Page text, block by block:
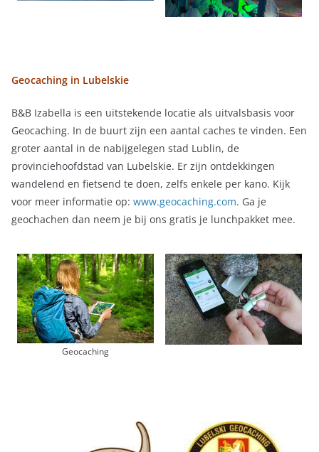
Geocaching in Lubelskie
B&B Izabella is een uitstekende locatie als uitvalsbasis voor
Geocaching. In de buurt zijn een aantal caches te vinden. Een
groter aantal in de nabijgelegen stad Lublin, de
provinciehoofdstad van Lubelskie. Er zijn ontdekkingen
wandelend en fietsend te doen, zelfs enkele per kano. Kijk
voor meer informatie op: www.geocaching.com. Ga je
geochachen dan neem je bij ons gratis je lunchpakket mee.
Geocaching